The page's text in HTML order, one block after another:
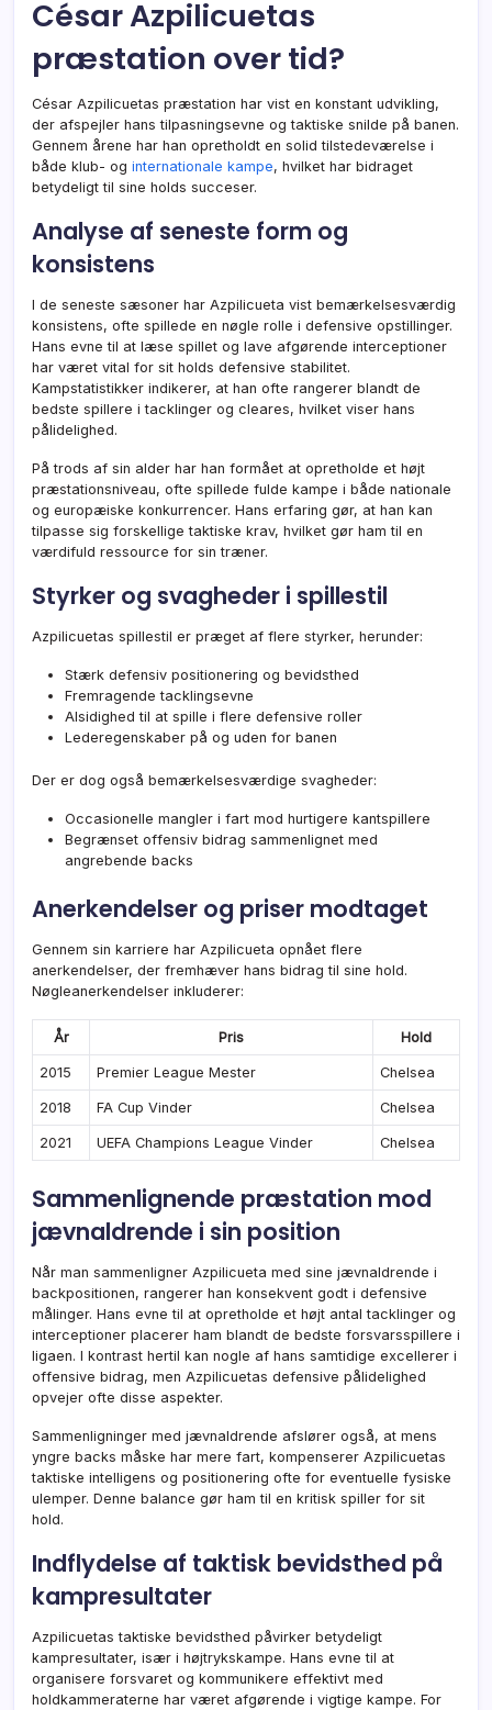
César Azpilicuetas
præstation over tid?
César Azpilicuetas præstation har vist en konstant udvikling,
der afspejler hans tilpasningsevne og taktiske snilde på banen.
Gennem årene har han opretholdt en solid tilstedeværelse i
både klub- og internationale kampe, hvilket har bidraget
betydeligt til sine holds succeser.
Analyse af seneste form og
konsistens
I de seneste sæsoner har Azpilicueta vist bemærkelsesværdig
konsistens, ofte spillede en nøgle rolle i defensive opstillinger.
Hans evne til at læse spillet og lave afgørende interceptioner
har været vital for sit holds defensive stabilitet.
Kampstatistikker indikerer, at han ofte rangerer blandt de
bedste spillere i tacklinger og cleares, hvilket viser hans
pålidelighed.
På trods af sin alder har han formået at opretholde et højt
præstationsniveau, ofte spillede fulde kampe i både nationale
og europæiske konkurrencer. Hans erfaring gør, at han kan
tilpasse sig forskellige taktiske krav, hvilket gør ham til en
værdifuld ressource for sin træner.
Styrker og svagheder i spillestil
Azpilicuetas spillestil er præget af flere styrker, herunder:
Stærk defensiv positionering og bevidsthed
Fremragende tacklingsevne
Alsidighed til at spille i flere defensive roller
Lederegenskaber på og uden for banen
Der er dog også bemærkelsesværdige svagheder:
Occasionelle mangler i fart mod hurtigere kantspillere
Begrænset offensiv bidrag sammenlignet med
angrebende backs
Anerkendelser og priser modtaget
Gennem sin karriere har Azpilicueta opnået flere
anerkendelser, der fremhæver hans bidrag til sine hold.
Nøgleanerkendelser inkluderer:
År Pris Hold
2015 Premier League Mester Chelsea
2018 FA Cup Vinder Chelsea
2021 UEFA Champions League Vinder Chelsea
Sammenlignende præstation mod
jævnaldrende i sin position
Når man sammenligner Azpilicueta med sine jævnaldrende i
backpositionen, rangerer han konsekvent godt i defensive
målinger. Hans evne til at opretholde et højt antal tacklinger og
interceptioner placerer ham blandt de bedste forsvarsspillere i
ligaen. I kontrast hertil kan nogle af hans samtidige excellerer i
offensive bidrag, men Azpilicuetas defensive pålidelighed
opvejer ofte disse aspekter.
Sammenligninger med jævnaldrende afslører også, at mens
yngre backs måske har mere fart, kompenserer Azpilicuetas
taktiske intelligens og positionering ofte for eventuelle fysiske
ulemper. Denne balance gør ham til en kritisk spiller for sit
hold.
Indflydelse af taktisk bevidsthed på
kampresultater
Azpilicuetas taktiske bevidsthed påvirker betydeligt
kampresultater, især i højtrykskampe. Hans evne til at
organisere forsvaret og kommunikere effektivt med
holdkammeraterne har været afgørende i vigtige kampe. For